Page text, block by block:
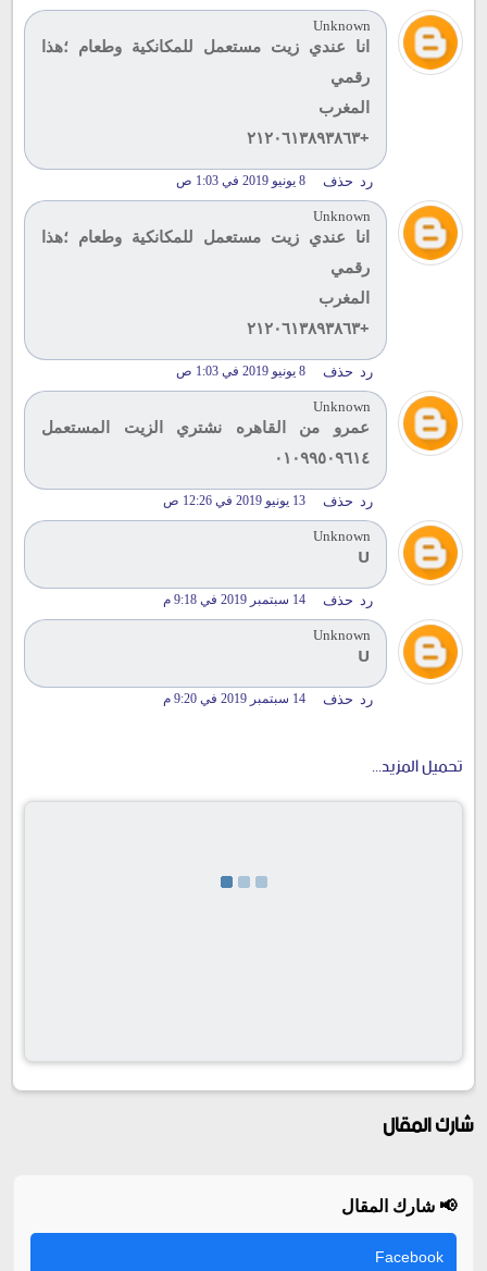
Unknown
8 يونيو 2019 في 1:03 ص
انا عندي زيت مستعمل للمكانكية وطعام ؛هذا
رقمي
المغرب
+٢١٢٠٦١٣٨٩٣٨٦٣
رد حذف
Unknown
8 يونيو 2019 في 1:03 ص
انا عندي زيت مستعمل للمكانكية وطعام ؛هذا
رقمي
المغرب
+٢١٢٠٦١٣٨٩٣٨٦٣
رد حذف
Unknown
13 يونيو 2019 في 12:26 ص
عمرو من القاهره نشتري الزيت المستعمل
٠١٠٩٩٥٠٩٦١٤
رد حذف
Unknown
14 سبتمبر 2019 في 9:18 م
U
رد حذف
Unknown
14 سبتمبر 2019 في 9:20 م
U
رد حذف
تحميل المزيد...
شارك المقال
📢 شارك المقال
Facebook